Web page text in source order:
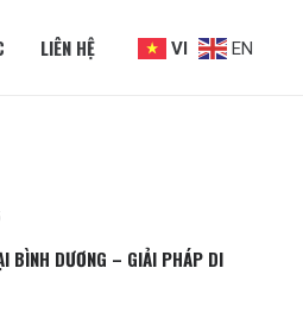
LIÊN HỆ VI EN
BÌNH DƯƠNG – GIẢI PHÁP DI